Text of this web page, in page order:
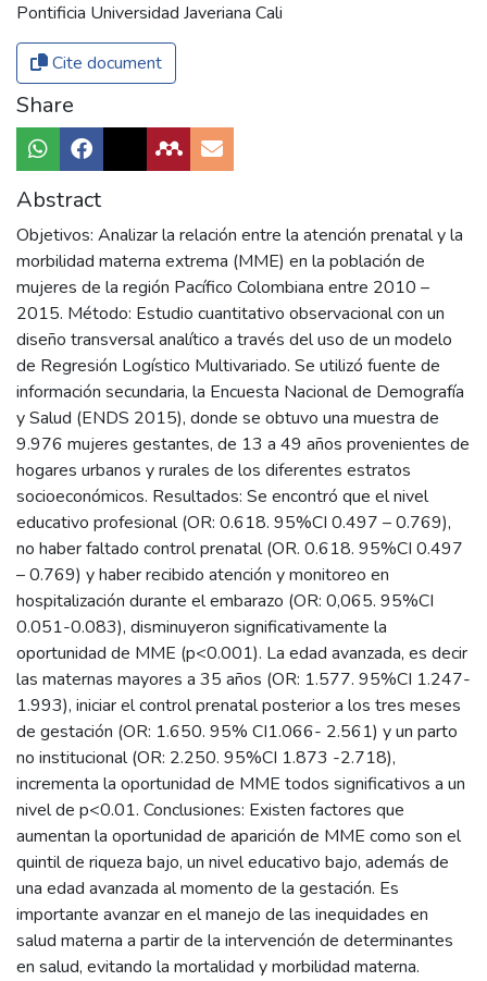
Pontificia Universidad Javeriana Cali
Cite document
Share
Abstract
Objetivos: Analizar la relación entre la atención prenatal y la
morbilidad materna extrema (MME) en la población de
mujeres de la región Pacífico Colombiana entre 2010 –
2015. Método: Estudio cuantitativo observacional con un
diseño transversal analítico a través del uso de un modelo
de Regresión Logístico Multivariado. Se utilizó fuente de
información secundaria, la Encuesta Nacional de Demografía
y Salud (ENDS 2015), donde se obtuvo una muestra de
9.976 mujeres gestantes, de 13 a 49 años provenientes de
hogares urbanos y rurales de los diferentes estratos
socioeconómicos. Resultados: Se encontró que el nivel
educativo profesional (OR: 0.618. 95%CI 0.497 – 0.769),
no haber faltado control prenatal (OR. 0.618. 95%CI 0.497
– 0.769) y haber recibido atención y monitoreo en
hospitalización durante el embarazo (OR: 0,065. 95%CI
0.051-0.083), disminuyeron significativamente la
oportunidad de MME (p<0.001). La edad avanzada, es decir
las maternas mayores a 35 años (OR: 1.577. 95%CI 1.247-
1.993), iniciar el control prenatal posterior a los tres meses
de gestación (OR: 1.650. 95% CI1.066- 2.561) y un parto
no institucional (OR: 2.250. 95%CI 1.873 -2.718),
incrementa la oportunidad de MME todos significativos a un
nivel de p<0.01. Conclusiones: Existen factores que
aumentan la oportunidad de aparición de MME como son el
quintil de riqueza bajo, un nivel educativo bajo, además de
una edad avanzada al momento de la gestación. Es
importante avanzar en el manejo de las inequidades en
salud materna a partir de la intervención de determinantes
en salud, evitando la mortalidad y morbilidad materna.